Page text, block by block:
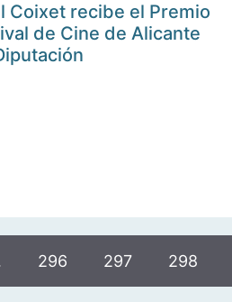
Coixet recibe el Premio
de Cine de Alicante
296 297 298